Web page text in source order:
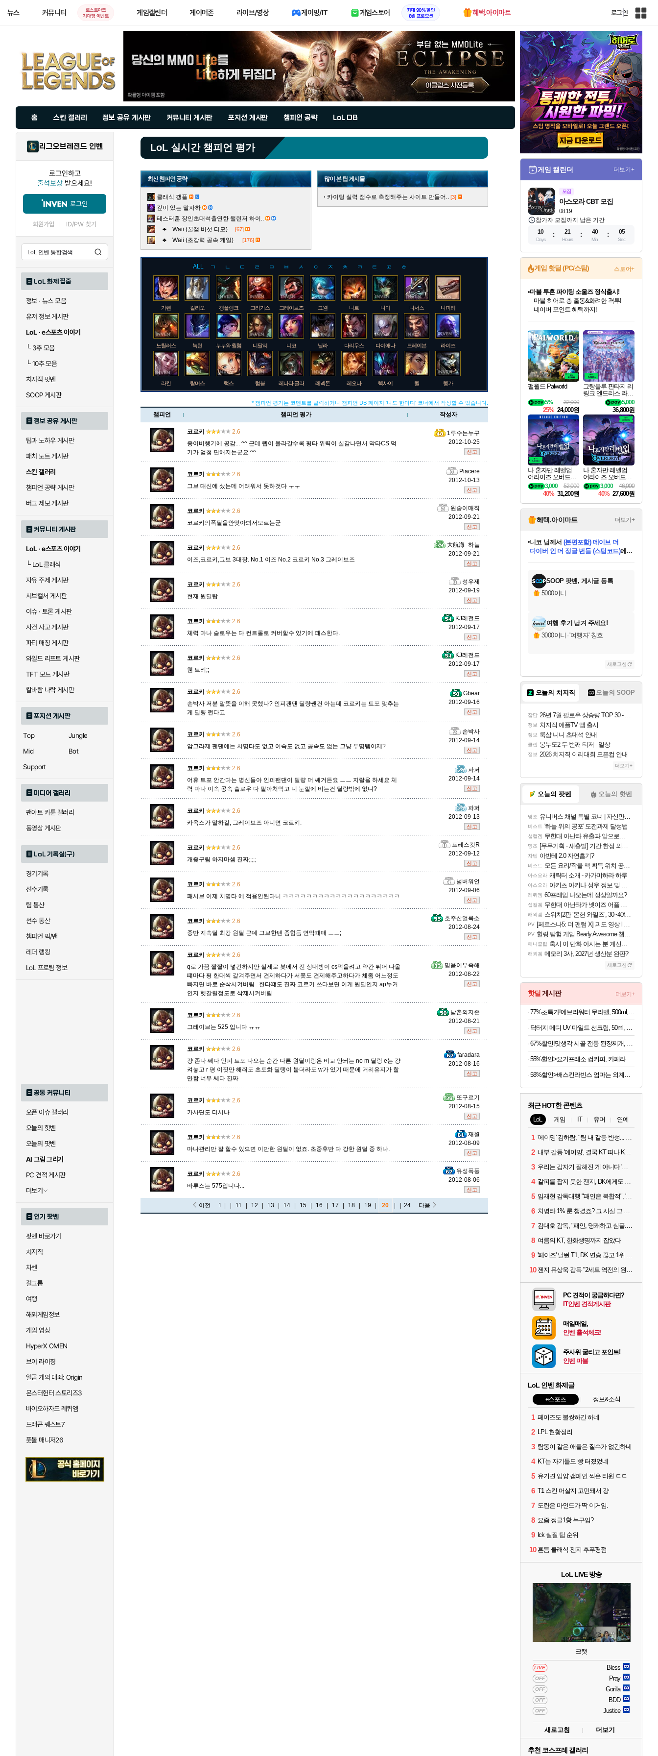
뉴스 커뮤니티
로스트아크
기대평 이벤트
게임캘린더 게이머존 라이브/영상 게이밍/IT 게임스토어
최대 90% 할인
8월 프로모션
혜택.아이마트 로그인
인
전
이
트
맵
홈 스킨 갤러리 정보 공유 게시판 커뮤니티 게시판 포지션 게시판 챔피언 공략 LoL DB
리그오브레전드 인벤
로그인하고
출석보상 받으세요!
로그인
회원가입 ID/PW 찾기
LoL 화제 집중
정보 · 뉴스 모음
유저 정보 게시판
LoL · e스포츠 이야기
└3추 모음
└10추 모음
치지직 팟벤
SOOP 게시판
정보 공유 게시판
팁과 노하우 게시판
패치 노트 게시판
스킨 갤러리
챔피언 공략 게시판
버그 제보 게시판
커뮤니티 게시판
LoL · e스포츠 이야기
└LoL 클래식
자유 주제 게시판
서브컬처 게시판
이슈 · 토론 게시판
사건 사고 게시판
파티 매칭 게시판
와일드 리프트 게시판
TFT 모드 게시판
칼바람 나락 게시판
포지션 게시판
Top
Jungle
Mid
Bot
Support
미디어 갤러리
팬아트 카툰 갤러리
동영상 게시판
LoL 기록실(구)
경기기록
선수기록
팀 통산
선수 통산
챔피언 픽/밴
레더 랭킹
LoL 프로팀 정보
공통 커뮤니티
오픈 이슈 갤러리
오늘의 핫벤
오늘의 팟벤
AI 그림 그리기
PC 견적 게시판
더보기
인기 팟벤
팟벤 바로가기
치지직
차벤
걸그룹
여행
해외게임정보
게임 영상
HyperX OMEN
브이 라이징
일곱 개의 대죄: Origin
몬스터헌터 스토리즈3
바이오하자드 레퀴엠
드래곤 퀘스트7
풋볼 매니저26
LoL 실시간 챔피언 평가
최신 챔피언 공략
클래식 갱플
깊이 있는 말자하
테스터훈 장인초대석출연한 챌린저 하이..
♣ Waii (꿀잼 버섯 티모)
[67]
♣ Waii (초강력 공속 케일) [176]
많이 본 팁 게시물
카이팅 실력 점수로 측정해주는 사이트 만들어.. [3]
ALL ㄱ ㄴ ㄷ ㄹ ㅁ ㅂ ㅅ ㅇ ㅈ ㅊ ㅋ ㅌ ㅍ ㅎ
가렌 갈리오 갱플랭크 그라가스 그레이브즈 그웬 나르 나미 나서스 나피리
노틸러스 녹턴 누누와 윌럼프 니달리 니코 닐라 다리우스 다이애나 드레이븐 라이즈
라칸 람머스 럭스 럼블 레나타 글라스크 레넥톤 레오나 렉사이 렐 렝가
블라디미르 블리츠크랭크 비에고 빅토르 뽀삐 사미라 사이온 사일러스 샤코 세나
세라핀 세주아니 세트 소나 소라카 쉔 쉬바나 스몰더 스웨인 스카너
시비르 신 짜오 신드라 신지드 쓰레쉬 아리 아무무 아우렐리온 솔 아이번 아지르
아칼리 아크샨 아트록스 아펠리오스 알리스타 암베사 애니 애니비아 애쉬 야스오
우르곳 워윅 유나라 유미 이렐리아 이블린 이즈리얼 일라오이 자르반 4세 자야
자이라 자크 자헨 잔나 잭스 제드 제라스 제리 제이스 조이
직스 진 질리언 징크스 초가스 카르마 카밀 카사딘 카서스 카시오페아
카이사 카직스 카타리나 칼리스타 케넨 케이틀린 케인 케일 코그모 코르키
퀸 크산테 클레드 키아나 킨드레드 타릭 탈론 탈리야 탐 켄치 트런들
* 챔피언 평가는 코멘트를 클릭하거나 챔피언 DB 페이지 '나도 한마디' 코너에서 작성할 수 있습니다.
챔피언 챔피언 평가 작성자
코르키
2.6
종이비행기에 공감... ^^ 근데 렙이 올라갈수록 평타 위력이 실감나면서 막타CS 먹
기가 엄청 편해지는군요 ^^
1루수는누구
2012-10-25
신고
코르키
2.6
그브 대신에 샀는데 어려워서 못하것다 ㅜㅜ
Piacere
2012-10-13
신고
코르키
2.6
코르키의폭딜을안맞아봐서모르는군
원숭이매직
2012-09-21
신고
코르키
2.6
이즈,코르키,그브 3대장. No.1 이즈 No.2 코르키 No.3 그레이브즈
大航海_하늘
2012-09-21
신고
코르키
2.6
현재 원딜탑.
성우제
2012-09-19
신고
코르키
2.6
체력 마나 슬로우는 다 컨트롤로 커버할수 있기에 패스한다.
KJ레전드
2012-09-17
신고
코르키
2.6
웬 트리;;
KJ레전드
2012-09-17
신고
코르키
2.6
손박사 저분 말뜻을 이해 못했나? 인피팬댄 딜량쌘건 아는데 코르키는 트포 맞추는
게 딜량 쩐다고
Gbear
2012-09-16
신고
코르키
2.6
암그라제 팬댄에는 치명타도 없고 이속도 없고 공속도 없는 그냥 투명템이제?
손박사
2012-09-14
신고
코르키
2.6
어휴 트포 안간다는 병신들아 인피팬댄이 딜량 더 쌔거든요 ㅡㅡ 지랄을 하세요 체
력 마나 이속 공속 슬로우 다 팔아처먹고 니 눈깔에 비는건 딜량밖에 없니?
파퍼
2012-09-14
신고
코르키
2.6
카옥스가 말하길, 그레이브즈 아니면 코르키.
파퍼
2012-09-13
신고
코르키
2.6
개죶구림 하지마셈 진짜;;;;;
프레스캇R
2012-09-12
신고
코르키
2.6
패시브 이제 치명타 에 적용안된다니 ㅋㅋㅋㅋㅋㅋㅋㅋㅋㅋㅋㅋㅋㅋㅋㅋㅋㅋㅋㅋ
넘버워언
2012-09-06
신고
코르키
2.6
중반 지속딜 최강 원딜 근데 그브한텐 좀힘듬 연막때매 ㅡㅡ;
호주산얼룩소
2012-08-24
신고
코르키
2.6
q로 가끔 짤짤이 넣긴하지만 실제로 봇에서 전 상대방이 cs먹을려고 약간 튀어 나올
떄마다 평 한대씩 갈겨주면서 견제하다가 서폿도 견제해주고하다가 체좀 어느정도
빠지면 바로 순삭시켜버림 . 한타떄도 진짜 코르키 쓰다보면 이게 원딜인지 ap누커
인지 헷갈릴정도로 삭제시켜버림
믿음이부족해
2012-08-22
신고
코르키
2.6
그레이브는 525 입니다 ㅠㅠ
남촌의지존
2012-08-21
신고
코르키
2.6
걍 존나 쎄다 인피 트포 나오는 순간 다른 원딜이랑은 비교 안되는 no m 딜링 e는 걍
켜놓고 r 평 이짓만 해줘도 초토화 딜탱이 붙더라도 w가 있기 때문에 거리유지가 할
만함 너무 쎄다 진짜
faradara
2012-08-16
신고
코르키
2.6
카사딘도 터시나
또구르기
2012-08-15
신고
코르키
2.6
마나관리만 잘 할수 있으면 이만한 원딜이 없죠. 초중후반 다 강한 원딜 중 하나.
재월
2012-08-09
신고
코르키
2.6
바루스는 575입니다...
유성폭풍
2012-08-06
신고
이전 1 ... 11 12 13 14 15 16 17 18 19 20 ... 24 다음
게임 캘린더 더보기+
모집
08.19
아스오라 CBT 모집
참가자 모집까지 남은 기간
10
Days
21
Hours
40
Min
04
Sec
게임 핫딜 (PC/스팀) 스토어+
최대 90% 할인가를 만나보세요!
네이버혜택과 함께 만나보세요!
50%할인&추가 적립까지!
마블 투혼 파이팅 소울즈 정식출시!
마블 히어로 총 출동&화려한 격투!
네이버 포인트 혜택까지!
이니&베니 혜택까지!
네이버 혜택가와 함께 예약하세요!
할인&네이버혜택으로 만나보세요!
네이버페이 혜택과 만나보세요!
40주년 프로모션으로 만나보세요!
할인가에 만나보세요!
일부 에디션 상시 할인!
혜택으로 예약 판매 중
편안하게 충전하세요
팰월드 Palworld
32,000
5%
25% 24,000원
그랑블루 판타지 리
링크 엔드리스 라그
나로크 업그레이드
킷 Granblue Fantasy
Relink Endless Ragn
arok Upgrade Kit DL
C
5,000
36,800원
나 혼자만 레벨업
어라이즈 오버드라
이브 디럭스 에디션
Solo Leveling Arise
Overdrive Deluxe Edi
tion
52,000
3,000
40% 31,200원
나 혼자만 레벨업
어라이즈 오버드라
이브 Solo Leveling A
rise
46,000
3,000
40% 27,600원
혜택.아이마트 더보기+
교환.
당첨되셨습니다.
니코님께서 (본편포함) 데이브 더
다이버 인 더 정글 번들 (스팀코드)에
당첨되셨습니다.
당첨되셨습니다.
당첨되셨습니다.
당첨되셨습니다.
당첨되셨습니다.
에디션 (스팀코드) 를 교환.
당첨되셨습니다.
SOOP 팟벤, 게시글 등록
5000이니
여행 후기 남겨 주세요!
3000이니 ·'여행자' 칭호
새로고침
오늘의 치지직 오늘의 SOOP
잡담 26년 7월 팔로우 상승량 TOP 30 - 월간 치지직
정보 치지직 애플TV 앱 출시
정보 룩삼 니니 초대석 안내
클립 봉누도2 두 번째 티저 - 일상
정보 2026 치지직 이리대회 오픈컵 안내
더보기+
오늘의 팟벤 오늘의 핫벤
명조 유니버스 채널 특별 코너 | 자신만의 스타일
비스트 '하늘 위의 공포' 도전과제 달성법
섭컬겜 무한대 아난타 유출과 앞으로의 예상 (루머)
명조 [무무기획 · 새출발] 기간 한정 의뢰 이벤트
차벤 아반테 2.0 자연흡기?
비스트 모든 요리/작물 책 획득 위치 공략 (36개) - 미식가 도전과제
아스오라 캐릭터 소개 - 카가미하라 하루
아스오라 아키츠 아키나 성우 정보 및 주요 필모
레퀴엠 60프레임 나오는데 정상일까요?
섭컬겜 무한대 아난타가 넷이즈 어플 달력에 일정 등록
해외겜 스위치2판 ‘몬헌 와일즈’, 30~40fps 목표 추정
PV [페르소나5: 더 팬텀 X] 괴도 영상 l 타카마키 안·댄싱 스타
PV 힐링 탐험 게임 Bearly Awesome 챕터 1 트레일러
애니클립 혹시 이 만화 아시는 분 계신가요
해외겜 메모리 3사, 2027년 생산분 완판?
새로고침
핫딜 게시판 더보기+
55%할인>요거프레소 컵커피, 카페라떼 200ml 10개 + 카페모카 200ml 10개, 20개
58%할인>배스킨라빈스 엄마는 외계인 초코볼, 32g, 6개입, 2개
최근 HOT한 콘텐츠
LoL 게임 IT 유머 연예
1 '에이밍' 김하람, "팀 내 갈등 반성... 끝까지 뛰고 싶었다"
2 내부 갈등 '에이밍', 결국 KT 떠나 KRX로...'지우'와 트레이드
3 우리는 갑자기 잘해진 게 아니다 '씨맥' 김대호 감독의 자신감
4 갈피를 잡지 못한 젠지, DK에게도 0:2 패배
5 임재현 감독대행 "패인은 복합적", '도란' "팀에 과부하 왔다"
6 치명타 1% 룬 챙겼죠? 그 시절 그 감성 '롤 클래식' 30일 출시
7 김대호 감독, "패인, 명쾌하고 심플...다시 힘낼 수 있어"
8 여름의 KT, 한화생명까지 잡았다
9 '페이즈' 날뛴 T1, DK 연승 끊고 1위 지켜
10 젠지 유상욱 감독 "2세트 역전의 원인...너무 급했다"
PC 견적이 궁금하다면?
IT인벤 견적게시판
매일매일,
인벤 출석체크!
주사위 굴리고 포인트!
인벤 마블
LoL 인벤 화제글
e스포츠 정보&소식
1 페이즈도 불쌍하긴 하네
2 LPL 현황정리
3 탐동이 같은 애들은 질수가 없긴하네
4 KT는 자기들도 빵 터졌었네
5 유기견 입양 캠페인 찍은 티원 ㄷㄷ
6 T1 스킨 머살지 고민돼서 걍
7 도란은 마인드가 딱 이거임.
8 요즘 정글1황 누구임?
9 lck 실질 팀 순위
10 혼틈 클래식 젠지 후푸평점
LoL LIVE 방송
크캣
LIVE Bless
OFF Pray
OFF Gorilla
OFF BDD
OFF Justice
새로고침 더보기
추천 코스프레 갤러리